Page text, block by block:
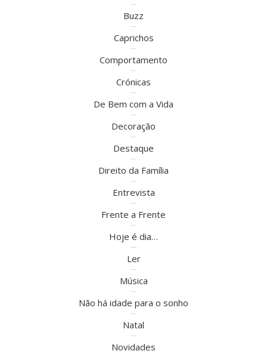
Buzz
Caprichos
Comportamento
Crónicas
De Bem com a Vida
Decoração
Destaque
Direito da Família
Entrevista
Frente a Frente
Hoje é dia…
Ler
Música
Não há idade para o sonho
Natal
Novidades